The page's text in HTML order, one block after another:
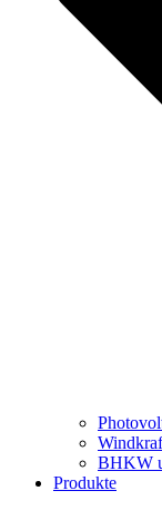
BHKW
Produkte